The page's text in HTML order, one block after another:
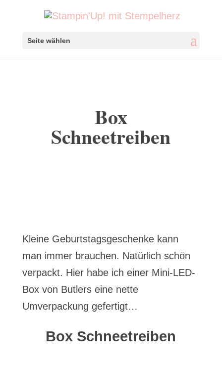
Seite wählen
Box
Schneetreiben
Kleine Geburtstagsgeschenke kann
man immer brauchen. Natürlich schön
verpackt. Hier habe ich einer Mini-LED-
Box von Butlers eine nette
Umverpackung gefertigt…
Box Schneetreiben